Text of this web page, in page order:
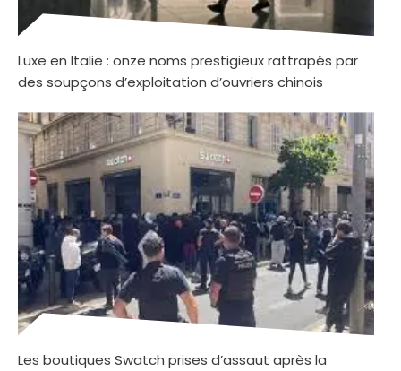
Luxe en Italie : onze noms prestigieux rattrapés par
des soupçons d’exploitation d’ouvriers chinois
Les boutiques Swatch prises d’assaut après la